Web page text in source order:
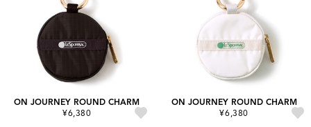
ON JOURNEY ROUND CHARM
¥6,380
ON JOURNEY ROUND CHARM
¥6,380